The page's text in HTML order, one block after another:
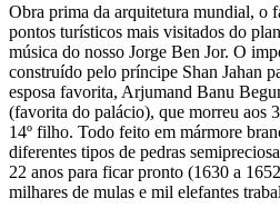
Obra prima da arquitetura mundial, o
pontos turísticos mais visita­dos do
música do nosso Jorge Ben Jor. O
construído pelo príncipe Shan Jahan
esposa favorita, Arjumand Banu
(favorita do palácio), que morreu aos
14º filho. Todo feito em mármore
diferentes tipos de pedras
22 anos para ficar pronto (1630 a
milhares de mulas e mil elefantes